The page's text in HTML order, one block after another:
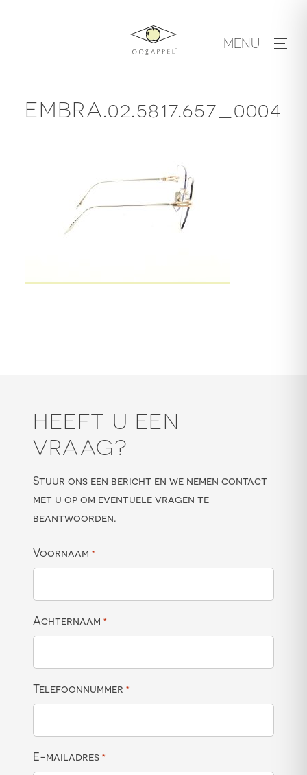
MENU
EMBRA.02.5817.657_0004
HEEFT U EEN
VRAAG?
Stuur ons een bericht en we nemen contact
met u op om eventuele vragen te
beantwoorden.
Voornaam *
Achternaam *
Telefoonnummer *
E-mailadres *